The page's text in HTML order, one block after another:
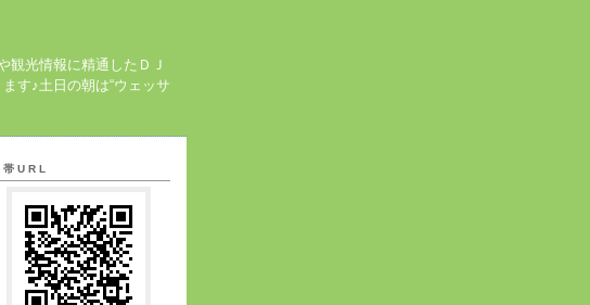
観光情報に精通したＤＪ
す♪土日の朝は“ウェッサ
帯URL